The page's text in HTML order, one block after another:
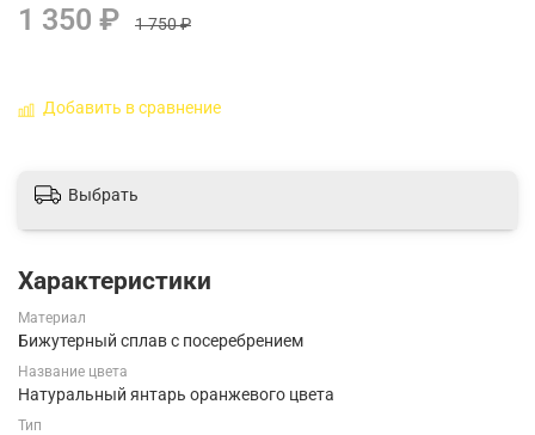
1 350 ₽ 1 750 ₽
Добавить в сравнение
Выбрать
Характеристики
Материал
Бижутерный сплав с посеребрением
Название цвета
Натуральный янтарь оранжевого цвета
Тип